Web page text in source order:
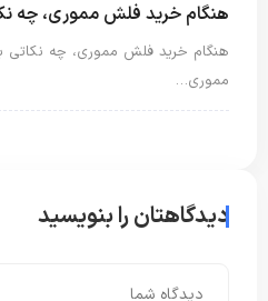
هنگام خرید فلش مموری، چه
هنگام خرید فلش مموری، چه نکاتی
مموری…
دیدگاهتان را بنویسید